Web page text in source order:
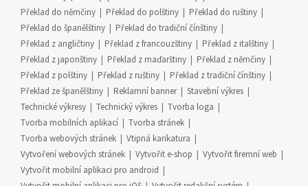
Překlad do němčiny
Překlad do polštiny
Překlad do ruštiny
Překlad do španělštiny
Překlad do tradiční čínštiny
Překlad z angličtiny
Překlad z francouzštiny
Překlad z italštiny
Překlad z japonštiny
Překlad z maďarštiny
Překlad z němčiny
Překlad z polštiny
Překlad z ruštiny
Překlad z tradiční čínštiny
Překlad ze španělštiny
Reklamní banner
Stavební výkres
Technické výkresy
Technický výkres
Tvorba loga
Tvorba mobilních aplikací
Tvorba stránek
Tvorba webových stránek
Vtipná karikatura
Vytvoření webových stránek
Vytvořit e-shop
Vytvořit firemní web
Vytvořit mobilní aplikaci pro android